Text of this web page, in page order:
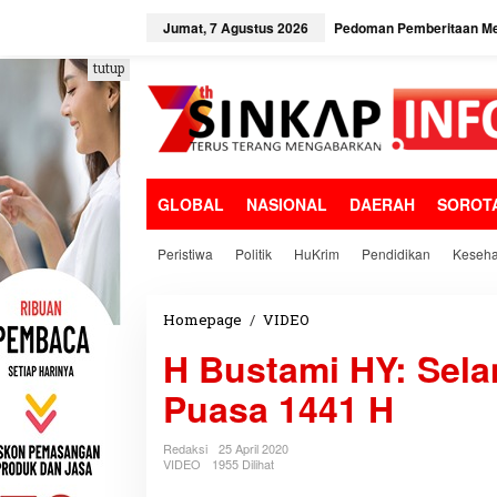
e
k
o
n
t
e
n
Jumat, 7 Agustus 2026 Pedoman Pemberitaan
GLOBAL NASIONAL DAERAH
Peristiwa Politik HuKrim Pendidikan
tutup
Homepage / VIDEO
u
s
t
a
H Bustami HY:
Puasa 1441 H
Redaksi
25 April 2020
VIDEO
1955 Dilihat